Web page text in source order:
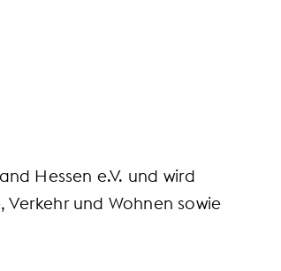
Hessen e.V. und wird
und Wohnen sowie